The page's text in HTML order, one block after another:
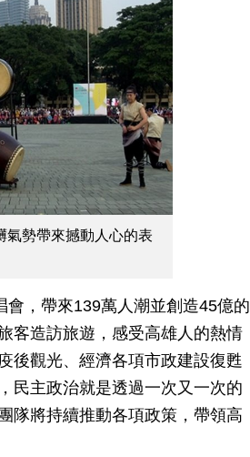
氣勢帶來撼動人心的表
，帶來139萬人潮並創造45億的
客造訪旅遊，感受高雄人的熱情
後觀光、經濟各項市政建設復甦
民主政治就是透過一次又一次的
隊將持續推動各項政策，帶領高